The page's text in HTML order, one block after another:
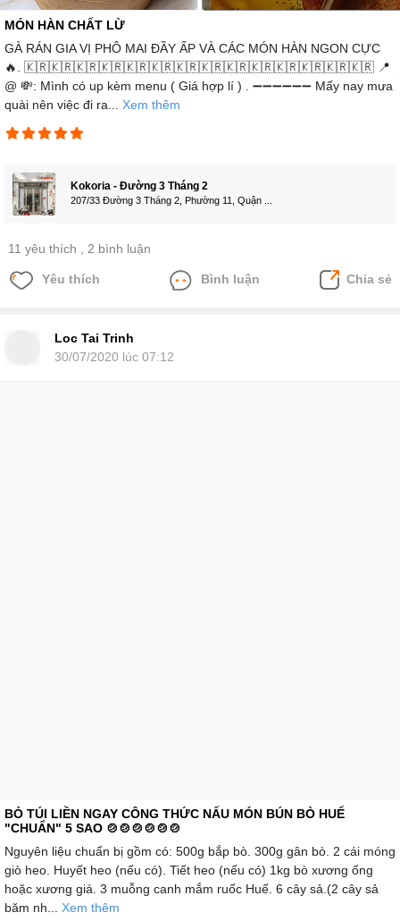
MÓN HÀN CHẤT LỪ
GÀ RÁN GIA VỊ PHÔ MAI ĐẦY ẤP VÀ CÁC MÓN HÀN NGON CỰC
🔥. 🇰🇷🇰🇷🇰🇷🇰🇷🇰🇷🇰🇷🇰🇷🇰🇷🇰🇷🇰🇷🇰🇷🇰🇷🇰🇷🇰🇷 📍
@ 💸: Mình có up kèm menu ( Giá hợp lí ) . ➖➖➖➖➖➖ Mấy nay mưa
quài nên việc đi ra... Xem thêm
Kokoria - Đường 3 Tháng 2
207/33 Đường 3 Tháng 2, Phường 11, Quận ...
11 yêu thích , 2 bình luận
Yêu thích Bình luận Chia sẻ
Loc Tai Trinh
30/07/2020 lúc 07:12
BỎ TÚI LIỀN NGAY CÔNG THỨC NẤU MÓN BÚN BÒ HUẾ
"CHUẨN" 5 SAO 🍲🍲🍲🍲🍲🍲
Nguyên liệu chuẩn bị gồm có: 500g bắp bò. 300g gân bò. 2 cái móng
giò heo. Huyết heo (nếu có). Tiết heo (nếu có) 1kg bò xương ống
hoặc xương giá. 3 muỗng canh mắm ruốc Huế. 6 cây sả.(2 cây sả
băm nh... Xem thêm